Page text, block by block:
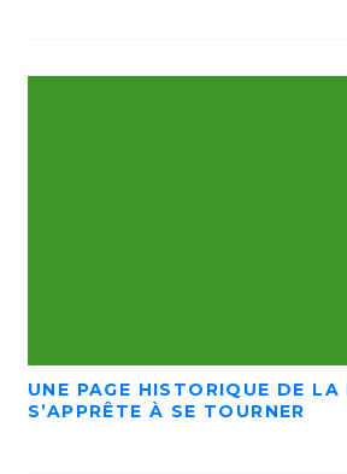
UNE PAGE HISTORIQUE DE LA
S’APPRÊTE À SE TOURNER